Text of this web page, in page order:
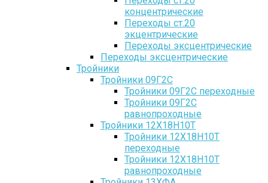
концентрические
Переходы ст.20
экцентрические
Переходы эксцентрические
Переходы эксцентрические
Тройники
Тройники 09Г2С
Тройники 09Г2С переходные
Тройники 09Г2С
равнопроходные
Тройники 12Х18Н10Т
Тройники 12Х18Н10Т
переходные
Тройники 12Х18Н10Т
равнопроходные